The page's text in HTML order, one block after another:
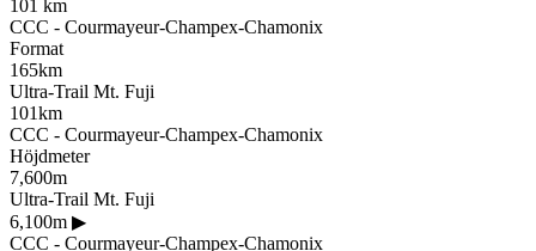
101 km
CCC - Courmayeur-Champex-Chamonix
Format
165km
Ultra-Trail Mt. Fuji
101km
CCC - Courmayeur-Champex-Chamonix
Höjdmeter
7,600m
Ultra-Trail Mt. Fuji
6,100m ▶
CCC - Courmayeur-Champex-Chamonix